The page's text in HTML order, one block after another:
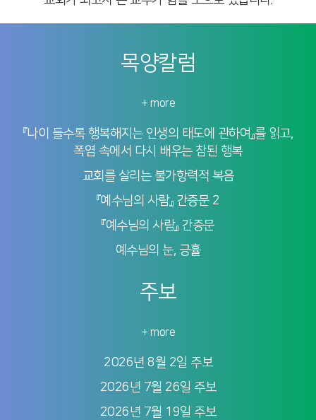
목양칼럼
+ more
『나이 들수록 행복해지는 인생의 태도에 관하여』를 읽고,
폭염 속에서 다시 배우는 참된 행복
교회를 살리는 불가항력적 복음
『예수님의 사람』 간증문 2
『예수님의 사람』 간증문
예수님의 눈, 긍휼
주보
+ more
2026년 8월 2일 주보
2026년 7월 26일 주보
2026년 7월 19일 주보